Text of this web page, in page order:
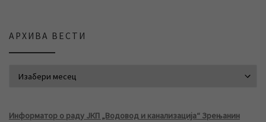
АРХИВА ВЕСТИ
Информатор о раду ЈКП „Водовод и канализација“ Зрењанин